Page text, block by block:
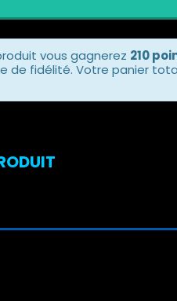
vous gagnerez 210
de fidélité. Votre panier